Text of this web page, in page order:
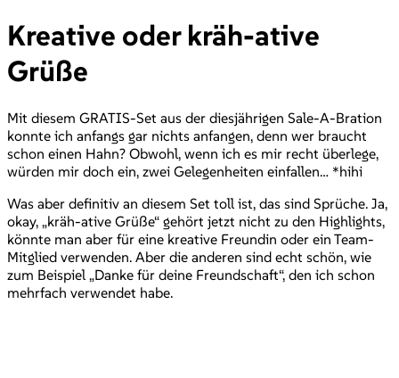
Kreative oder kräh-ative
Grüße
Mit diesem GRATIS-Set aus der diesjährigen Sale-A-Bration
konnte ich anfangs gar nichts anfangen, denn wer braucht
schon einen Hahn? Obwohl, wenn ich es mir recht überlege,
würden mir doch ein, zwei Gelegenheiten einfallen… *hihi
Was aber definitiv an diesem Set toll ist, das sind Sprüche. Ja,
okay, „kräh-ative Grüße“ gehört jetzt nicht zu den Highlights,
könnte man aber für eine kreative Freundin oder ein Team-
Mitglied verwenden. Aber die anderen sind echt schön, wie
zum Beispiel „Danke für deine Freundschaft“, den ich schon
mehrfach verwendet habe.